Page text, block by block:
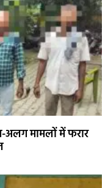
अलग मामलों में फरार